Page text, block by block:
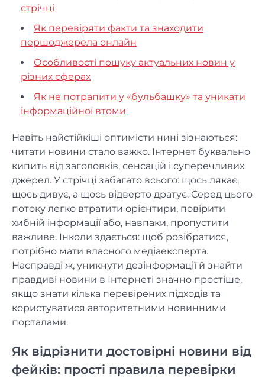
стрічці
Як перевіряти факти та знаходити
першоджерела онлайн
Особливості пошуку актуальних новин у
різних сферах
Як не потрапити у «бульбашку» та уникати
інформаційної втоми
Навіть найстійкіші оптимісти нині зізнаються:
читати новини стало важко. Інтернет буквально
кипить від заголовків, сенсацій і суперечливих
джерел. У стрічці забагато всього: щось лякає,
щось дивує, а щось відверто дратує. Серед цього
потоку легко втратити орієнтири, повірити
хибній інформації або, навпаки, пропустити
важливе. Інколи здається: щоб розібратися,
потрібно мати власного медіаексперта.
Насправді ж, уникнути дезінформації й знайти
правдиві новини в Інтернеті значно простіше,
якщо знати кілька перевірених підходів та
користуватися авторитетними новинними
порталами.
Як відрізнити достовірні новини від
фейків: прості правила перевірки